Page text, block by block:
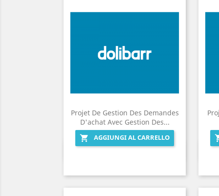
Projet De Gestion Des Demandes
D'achat Avec Gestion Des...

AGGIUNGI AL CARRELLO